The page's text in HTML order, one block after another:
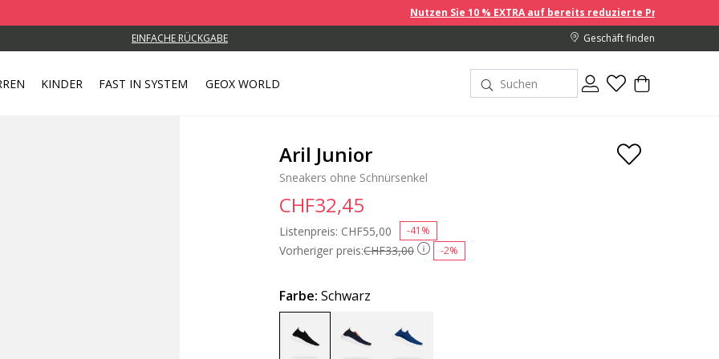
Nutzen Sie 10 % EXTRA auf bereits reduzierte Preise, wenn Sie 2
EINFACHE RÜCKGABE Geschäft finden
KINDER FAST IN SYSTEM GEOX WORLD
Aril Junior
Sneakers ohne Schnürsenkel
Vorheriger preis:CHF33,00 -2%
Listenpreis: Price reduced from
CHF55,00 -41%
CHF32,45
Farbe: Schwarz